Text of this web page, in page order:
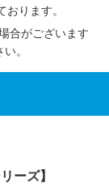
ります。
合がございます
。
ーズ】